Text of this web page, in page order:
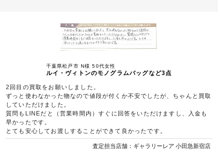
千葉県松戸市 N様 50代女性
ルイ・ヴィトンのモノグラムバッグなど3点
2回目の買取をお願いしました。
ずっと使わなかった物なので値段が付くか不安でしたが、ちゃんと買取
していただけました。
質問もLINEだと（営業時間内）すぐに回答をいただけますし、入金も
早かったです。
とても安心してお渡しすることができて良かったです。
査定担当店舗：ギャラリーレア 小田急新宿店